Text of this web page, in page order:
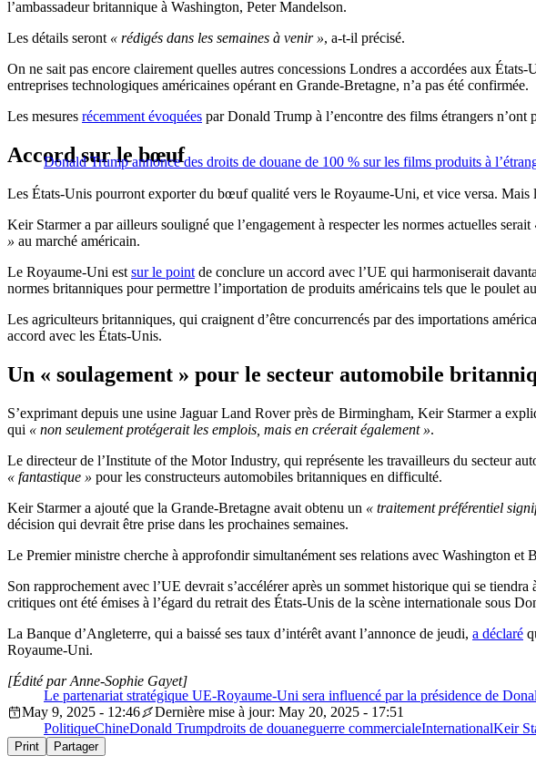
l’ambassadeur britannique à Washington, Peter Mandelson.
Les détails seront « rédigés dans les semaines à venir », a-t-il précisé.
On ne sait pas encore clairement quelles autres concessions Londres a accordées aux
entreprises technologiques américaines opérant en Grande-Bretagne, n’a pas été confirmée.
Les mesures récemment évoquées par Donald Trump à l’encontre des films étrangers n’ont
Donald Trump annonce des droits de douane de 100 % sur les films produits à
Accord sur le bœuf
Les États-Unis pourront exporter du bœuf qualité vers le Royaume-Uni, et vice versa. Mais
Keir Starmer a par ailleurs souligné que l’engagement à respecter les normes actuelles serait
» au marché américain.
Le Royaume-Uni est sur le point de conclure un accord avec l’UE qui harmoniserait
normes britanniques pour permettre l’importation de produits américains tels que le poulet
Les agriculteurs britanniques, qui craignent d’être concurrencés par des importations
accord avec les États-Unis.
Un « soulagement » pour le secteur automobile
S’exprimant depuis une usine Jaguar Land Rover près de Birmingham, Keir Starmer a
qui « non seulement protégerait les emplois, mais en créerait également ».
Le directeur de l’Institute of the Motor Industry, qui représente les travailleurs du secteur
« fantastique » pour les constructeurs automobiles britanniques en difficulté.
Keir Starmer a ajouté que la Grande-Bretagne avait obtenu un « traitement préférentiel
décision qui devrait être prise dans les prochaines semaines.
Le Premier ministre cherche à approfondir simultanément ses relations avec Washington et
Son rapprochement avec l’UE devrait s’accélérer après un sommet historique qui se
critiques ont été émises à l’égard du retrait des États-Unis de la scène internationale sous
La Banque d’Angleterre, qui a baissé ses taux d’intérêt avant l’annonce de jeudi, a déclaré
Royaume-Uni.
Le partenariat stratégique UE-Royaume-Uni sera influencé par la présidence de
[Édité par Anne-Sophie Gayet]
May 9, 2025 - 12:46
Dernière mise à jour: May 20, 2025 - 17:51
PolitiqueChineDonald Trumpdroits de douaneguerre commercialeInternationalKeir
Print Partager